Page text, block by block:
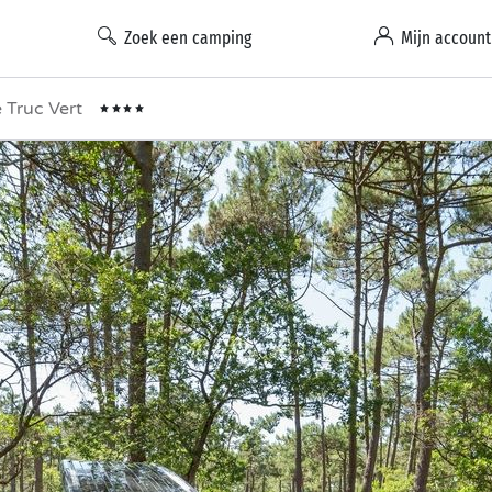
Zoek een camping Mijn account
Truc Vert